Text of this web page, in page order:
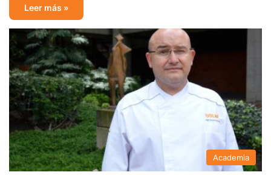
Leer más »
Academia